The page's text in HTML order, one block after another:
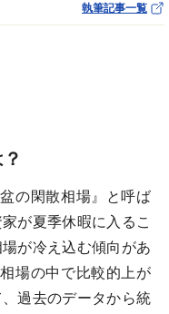
執筆記事一覧
の閑散相場』と呼ば
が夏季休暇に入るこ
が冷え込む傾向があ
場の中で比較的上が
過去のデータから統